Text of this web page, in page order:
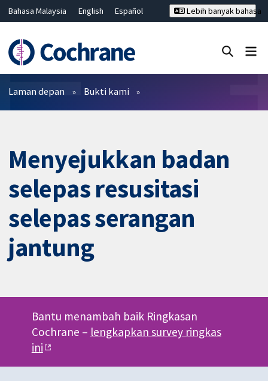
Bahasa Malaysia English
Español
Hrvatski
Deutsch ไทย
繁體中文
简体中文
Lebih banyak bahasa
Penapis
Laman depan Bukti kami
Menyejukkan badan
selepas resusitasi
selepas serangan
jantung
Bantu menambah baik Ringkasan
Cochrane – lengkapkan survey ringkas
ini